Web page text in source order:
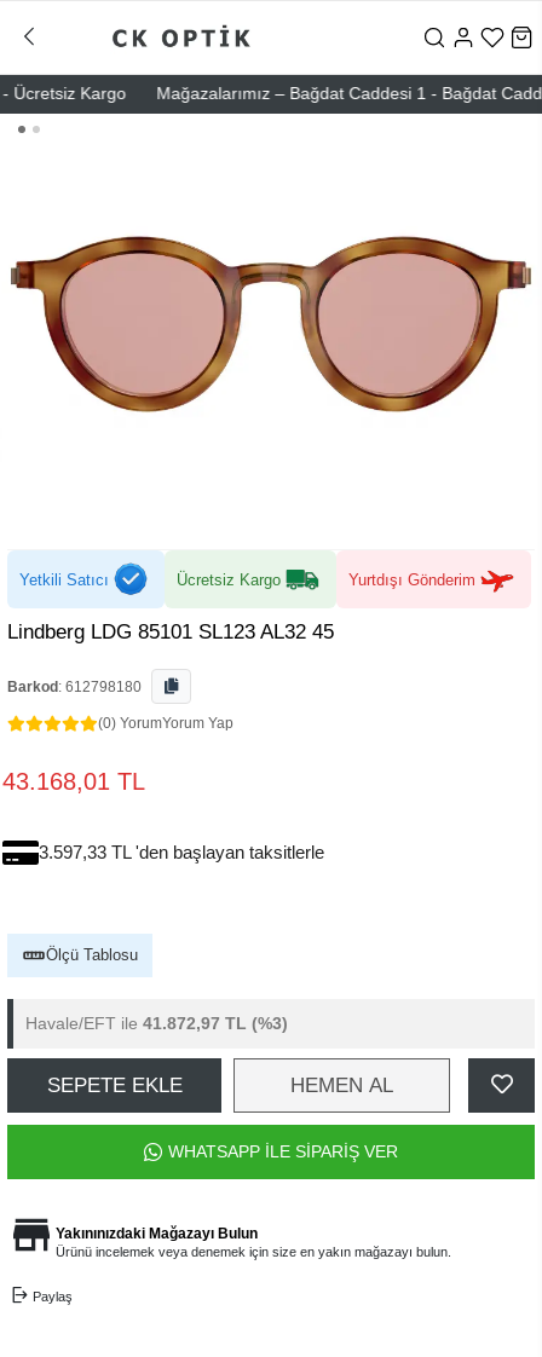
Kargo Mağazalarımız – Bağdat Caddesi 1 - Bağdat
Yetkili Satıcı Ücretsiz Kargo Yurtdışı Gönderim
Lindberg LDG 85101 SL123 AL32 45
Barkod : 612798180
(0) YorumYorum Yap
43.168,01 TL
3.597,33 TL 'den başlayan taksitlerle
Ölçü Tablosu
Havale/EFT ile 41.872,97 TL (%3)
SEPETE EKLE HEMEN AL
WHATSAPP İLE SİPARİŞ VER
Yakınınızdaki Mağazayı Bulun
Ürünü incelemek veya denemek için size en yakın mağazayı bulun.
Paylaş